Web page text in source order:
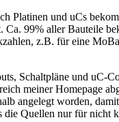
Platinen und uCs
99% aller Bauteile
z.B. für eine
Schaltpläne und uC-
meiner Homepage
angelegt worden,
die Quellen nur für